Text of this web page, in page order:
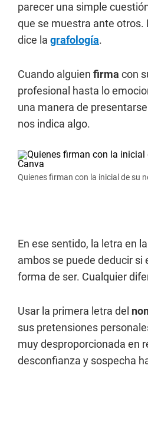
parecer una simple
que se muestra ante otros.
dice la grafología.
Cuando alguien firma con
profesional hasta lo
una manera de
nos indica algo.
Quienes firman con la inicial de su
En ese sentido, la letra en la
ambos se puede deducir si
forma de ser. Cualquier
Usar la primera letra del
sus pretensiones
muy desproporcionada en
desconfianza y sospecha